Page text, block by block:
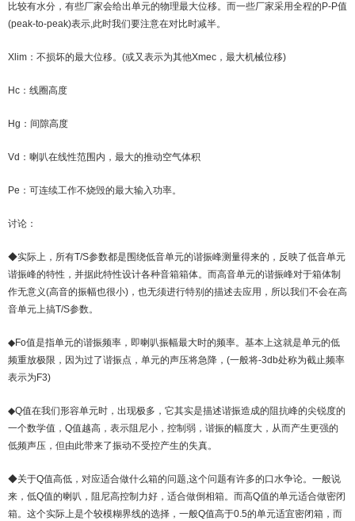
比较有水分，有些厂家会给出单元的物理最大位移。而一些厂家采用全程的P-P值
(peak-to-peak)表示,此时我们要注意在对比时减半。
Xlim：不损坏的最大位移。(或又表示为其他Xmec，最大机械位移)
Hc：线圈高度
Hg：间隙高度
Vd：喇叭在线性范围内，最大的推动空气体积
Pe：可连续工作不烧毁的最大输入功率。
讨论：
◆实际上，所有T/S参数都是围绕低音单元的谐振峰测量得来的，反映了低音单元
谐振峰的特性，并据此特性设计各种音箱箱体。而高音单元的谐振峰对于箱体制
作无意义(高音的振幅也很小)，也无须进行特别的描述去应用，所以我们不会在高
音单元上搞T/S参数。
◆Fo值是指单元的谐振频率，即喇叭振幅最大时的频率。基本上这就是单元的低
频重放极限，因为过了谐振点，单元的声压将急降，(一般将-3db处称为截止频率
表示为F3)
◆Q值在我们形容单元时，出现极多，它其实是描述谐振造成的阻抗峰的尖锐度的
一个数学值，Q值越高，表示阻尼小，控制弱，谐振的幅度大，从而产生更强的
低频声压，但由此带来了振动不受控产生的失真。
◆关于Q值高低，对应适合做什么箱的问题,这个问题有许多的口水争论。一般说
来，低Q值的喇叭，阻尼高控制力好，适合做倒相箱。而高Q值的单元适合做密闭
箱。这个实际上是个较模糊界线的选择，一般Q值高于0.5的单元适宜密闭箱，而